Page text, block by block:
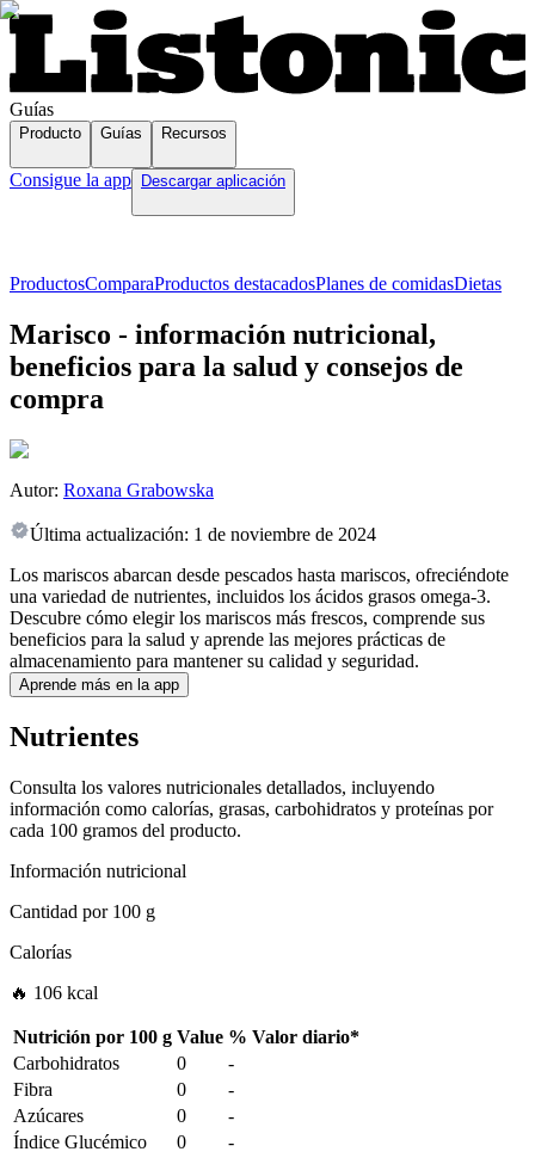
Guías
Producto Guías Recursos
Consigue la app Descargar aplicación
ProductosComparaProductos destacadosPlanes de comidasDietas
Marisco - información nutricional,
beneficios para la salud y consejos de
compra
Autor: Roxana Grabowska
Última actualización: 1 de noviembre de 2024
Los mariscos abarcan desde pescados hasta mariscos, ofreciéndote
una variedad de nutrientes, incluidos los ácidos grasos omega-3.
Descubre cómo elegir los mariscos más frescos, comprende sus
beneficios para la salud y aprende las mejores prácticas de
almacenamiento para mantener su calidad y seguridad.
Aprende más en la app
Nutrientes
Consulta los valores nutricionales detallados, incluyendo
información como calorías, grasas, carbohidratos y proteínas por
cada 100 gramos del producto.
Información nutricional
Cantidad por100 g
Calorías
🔥 106 kcal
Nutrición por 100 g Value % Valor diario*
Carbohidratos
0
-
Fibra
0
-
Azúcares
0
-
Índice Glucémico
0
-